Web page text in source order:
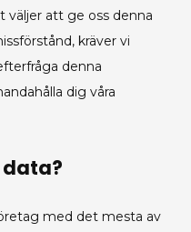
väljer att ge oss denna
kräver vi
denna
dig våra
data?
med det mesta av